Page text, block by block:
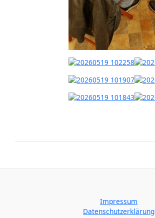
Impressum
Datenschutzerklärung